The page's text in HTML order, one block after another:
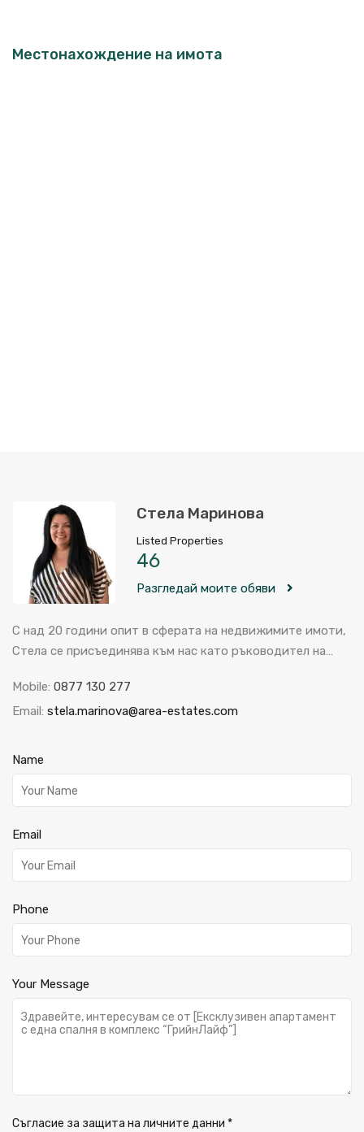
Местонахождение на имота
Стела Маринова
Listed Properties
46
Разгледай моите обяви
С над 20 години опит в сферата на недвижимите имоти,
Стела се присъединява към нас като ръководител на…
Mobile: 0877 130 277
Email: stela.marinova@area-estates.com
Name
Email
Phone
Your Message
Съгласие за защита на личните данни *